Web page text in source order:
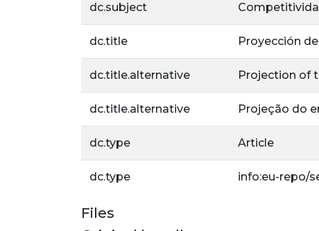
dc.subject
dc.title Proyección
dc.title.alternative Projection of
dc.title.alternative Projeção do
dc.type Article
dc.type info:eu-repo/
Files